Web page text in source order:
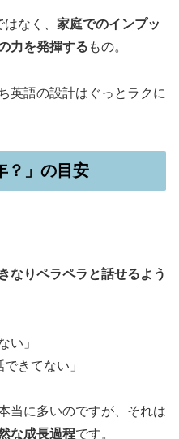
なく、 家庭でのインプッ
力を発揮する もの。
英語の設計はぐっとラクに
？」の目安
なりペラペラと話せるよう
い」
きてない」
当に多いのですが、それは
な成長過程です。